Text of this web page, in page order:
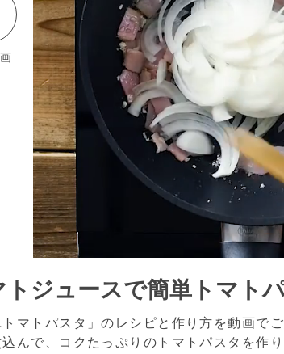
トジュースで簡単トマト
トマトパスタ」のレシピと作り方を動画で
込んで、コクたっぷりのトマトパスタを作